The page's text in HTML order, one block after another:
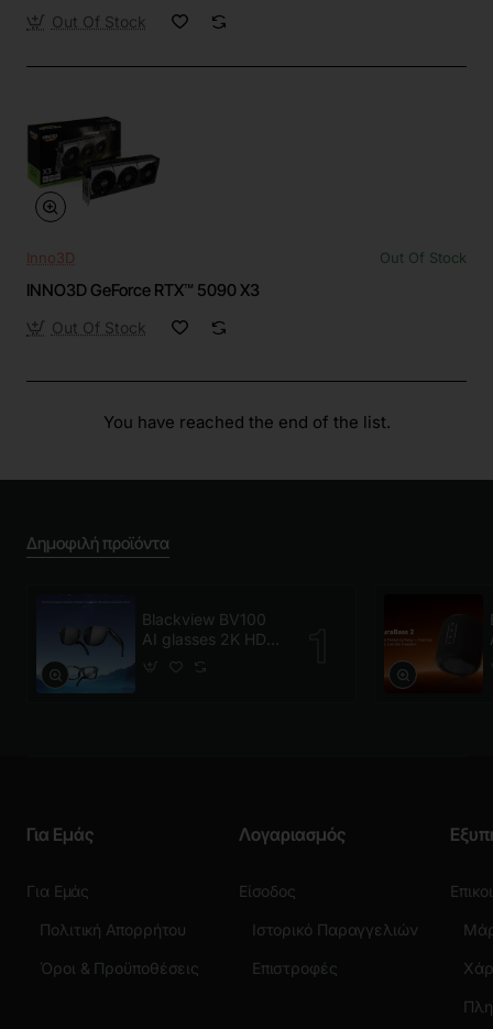
Out Of Stock
Inno3D Out Of Stock
INNO3D GeForce RTX™ 5090 X3
Out Of Stock
You have reached the end of the list.
Δημοφιλή προϊόντα
Blackview BV100
AI glasses 2K HD
800W Pixels Smart
Glasses Polarized
Για Εμάς
Για Εμάς
Πολιτική Απορρήτου
Όροι & Προϋποθέσεις
Λογαριασμός
Είσοδος
Ιστορικό Παραγγελιών
Επιστροφές